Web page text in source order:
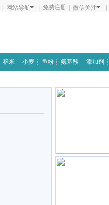
网站导航 免费注册 微信关注
稻米 小麦 鱼粉 氨基酸 添加剂